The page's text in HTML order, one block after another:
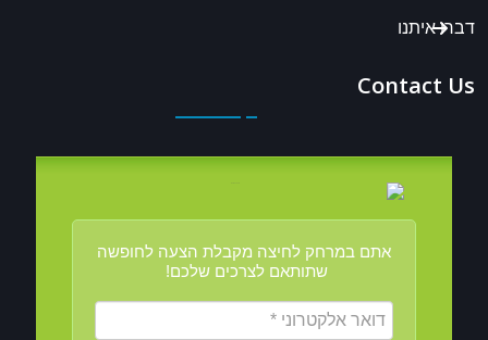
דברו איתנו
Contact Us
אתם במרחק לחיצה מקבלת הצעה לחופשה
שתותאם לצרכים שלכם!